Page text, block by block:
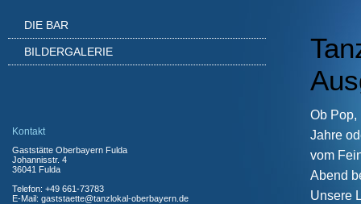
Ob Pop,
Jahre
vom
Abend
Unsere
DIE BAR
BILDERGALERIE
Kontakt
Gaststätte Oberbayern Fulda
Johannisstr. 4
36041 Fulda
Telefon: +49 661-73783
E-Mail: gaststaette@tanzlokal-oberbayern.de